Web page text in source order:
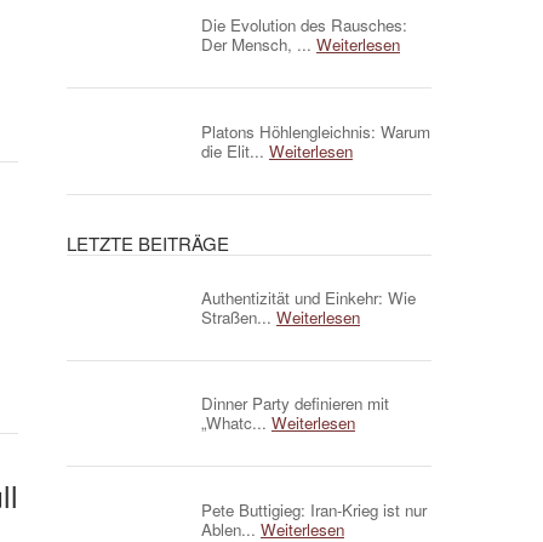
Die Evolution des Rausches:
Der Mensch, ... Weiterlesen
Platons Höhlengleichnis: Warum
die Elit... Weiterlesen
LETZTE BEITRÄGE
Authentizität und Einkehr: Wie
Straßen... Weiterlesen
Dinner Party definieren mit
„Whatc... Weiterlesen
Pete Buttigieg: Iran-Krieg ist nur
Ablen... Weiterlesen